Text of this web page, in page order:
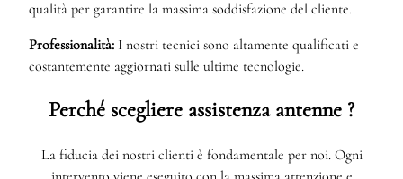
qualità per garantire la massima soddisfazione del cliente.
Professionalità: I nostri tecnici sono altamente qualificati e
costantemente aggiornati sulle ultime tecnologie.
Perché scegliere assistenza antenne ?
La fiducia dei nostri clienti è fondamentale per noi. Ogni